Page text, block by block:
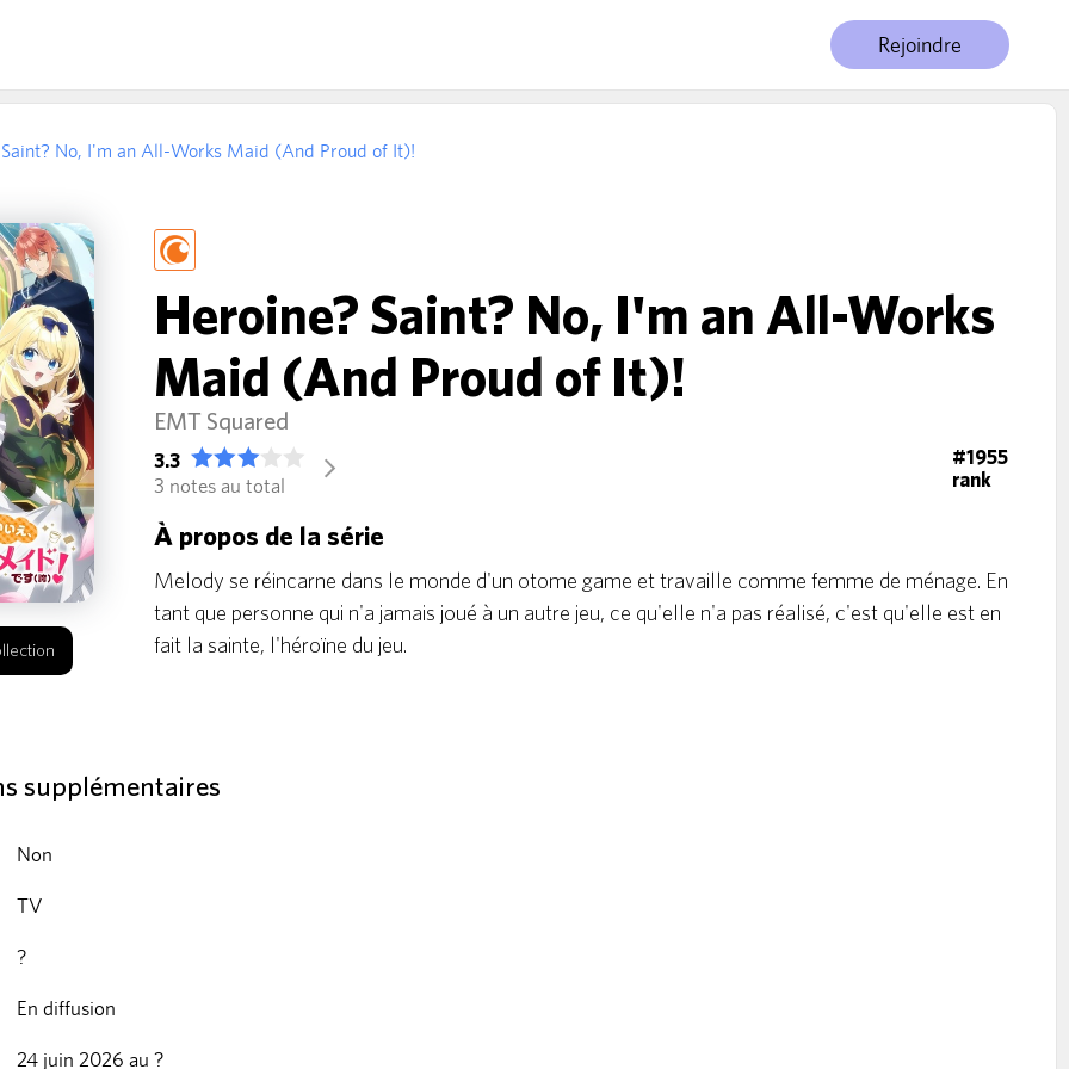
Rejoindre
No, I'm an All-Works Maid (And Proud of It)!
Heroine? Saint? No, I'm an All-Works
Maid (And Proud of It)!
EMT Squared
3.3
3 notes au total
arrow_forward_ios
#1955
rank
À propos de la série
Melody se réincarne dans le monde d'un otome game et travaille comme femme de ménage. En
tant que personne qui n'a jamais joué à un autre jeu, ce qu'elle n'a pas réalisé, c'est qu'elle est en
fait la sainte, l'héroïne du jeu.
supplémentaires
Non
TV
?
En diffusion
24 juin 2026 au ?